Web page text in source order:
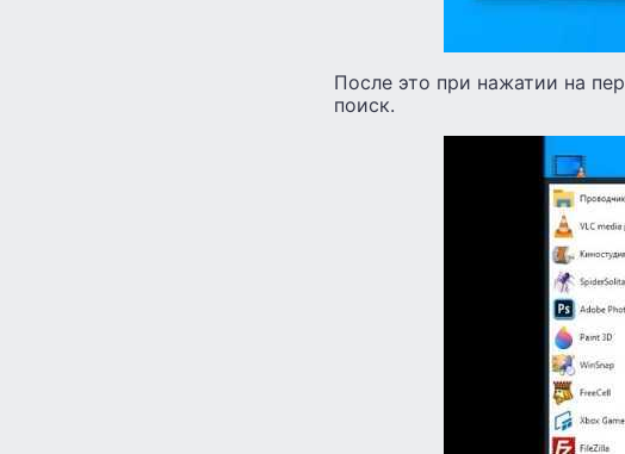
После это при нажатии на
поиск.